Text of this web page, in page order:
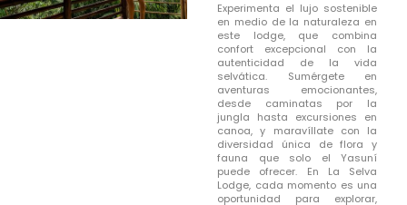
Experimenta el lujo sostenible
en medio de la naturaleza en
este lodge, que combina
confort excepcional con la
autenticidad de la vida
selvática. Sumérgete en
aventuras emocionantes,
desde caminatas por la
jungla hasta excursiones en
canoa, y maravíllate con la
diversidad única de flora y
fauna que solo el Yasuní
puede ofrecer. En La Selva
Lodge, cada momento es una
oportunidad para explorar,